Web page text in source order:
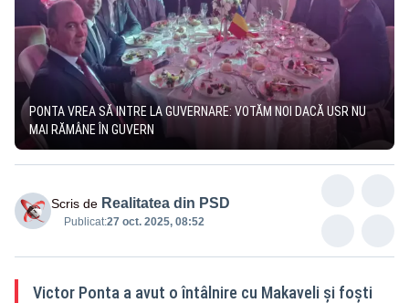
PONTA VREA SĂ INTRE LA GUVERNARE: VOTĂM NOI DACĂ USR NU
MAI RĂMÂNE ÎN GUVERN
Scris de Realitatea din PSD
Publicat:27 oct. 2025, 08:52
Victor Ponta a avut o întâlnire cu Makaveli și foști